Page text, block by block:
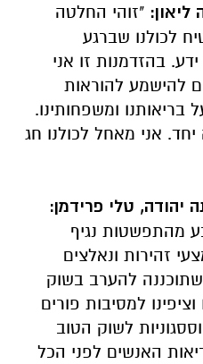
"זוהי החלטה
לכולנו שברגע
בהזדמנות זו אני
להישמע להוראות
ומשפחותינו.
אני מאחל לכולנו חג
יהודה, טלי פרידמן:
מהתפשטות נגיף
זהירות ונאלצים
להערב בשוק
למסיבות פורים
לשוק הטוב
האנשים לפני הכל